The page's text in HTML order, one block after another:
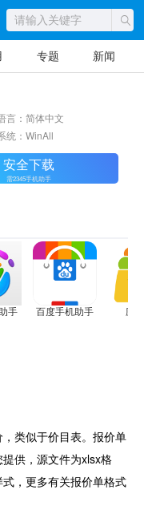
专题 新闻
言：简体中文
统：WinAll
安全下载
需2345手机助手
手 百度手机助手 应
类似于价目表。报价单
供，源文件为xlsx格
，更多有关报价单格式